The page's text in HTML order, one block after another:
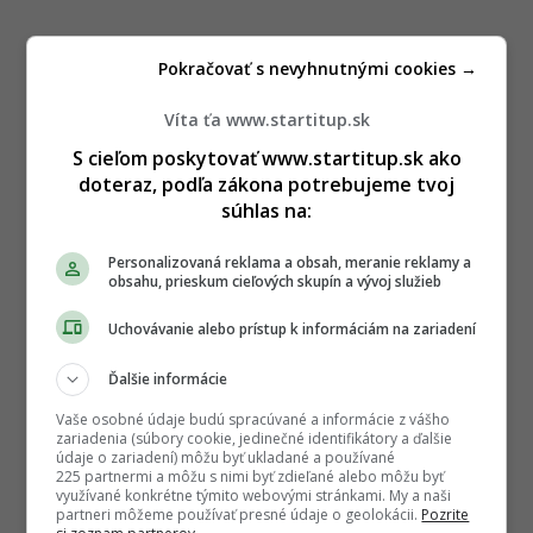
Víta ťa www.startitup.sk
S cieľom poskytovať www.startitup.sk ako
doteraz, podľa zákona potrebujeme tvoj
súhlas na:
Personalizovaná reklama a obsah, meranie reklamy a
obsahu, prieskum cieľových skupín a vývoj služieb
Uchovávanie alebo prístup k informáciám na zariadení
Ďalšie informácie
Vaše osobné údaje budú spracúvané a informácie z vášho
zariadenia (súbory cookie, jedinečné identifikátory a ďalšie
údaje o zariadení) môžu byť ukladané a používané
225 partnermi a môžu s nimi byť zdieľané alebo môžu byť
využívané konkrétne týmito webovými stránkami. My a naši
partneri môžeme používať presné údaje o geolokácii. Pozrite
Pokračovať s nevyhnutnými cookies →